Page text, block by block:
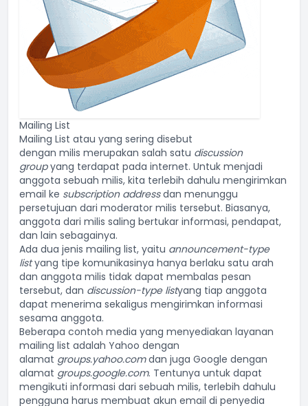
Mailing List
Mailing List atau yang sering disebut
dengan milis merupakan salah satu discussion
groupyang terdapat pada internet. Untuk menjadi
anggota sebuah milis, kita terlebih dahulu mengirimkan
email ke subscription addressdan menunggu
persetujuan dari moderator milis tersebut. Biasanya,
anggota dari milis saling bertukar informasi, pendapat,
dan lain sebagainya.
Ada dua jenis mailing list, yaitu announcement-type
listyang tipe komunikasinya hanya berlaku satu arah
dan anggota milis tidak dapat membalas pesan
tersebut, dan discussion-type listyang tiap anggota
dapat menerima sekaligus mengirimkan informasi
sesama anggota.
Beberapa contoh media yang menyediakan layanan
mailing list adalah Yahoo dengan
alamat groups.yahoo.comdan juga Google dengan
alamat groups.google.com. Tentunya untuk dapat
mengikuti informasi dari sebuah milis, terlebih dahulu
pengguna harus membuat akun email di penyedia